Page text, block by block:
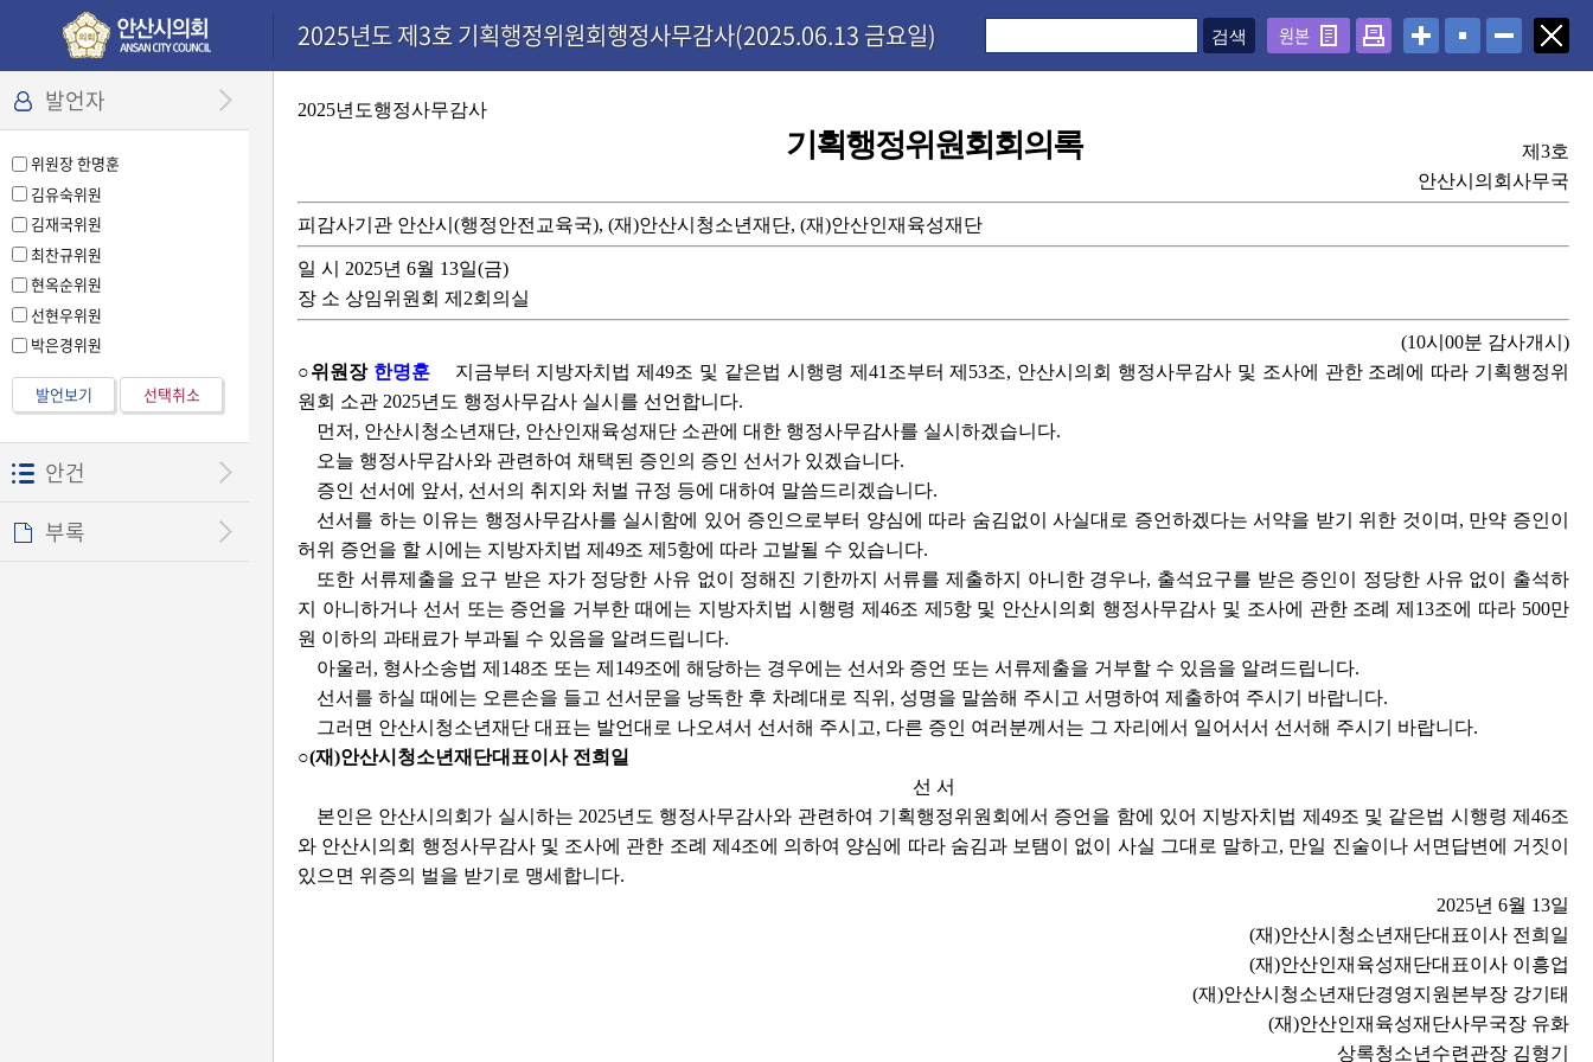
본문으로 바로가기
기능메뉴 메뉴 바로가기
설정메뉴 메뉴 바로가기
2025년도 제3호 기획행정위원회행정사무감사(2025.06.13 금요일) 원본
발언자
위원장 한명훈
김유숙위원
김재국위원
최찬규위원
현옥순위원
선현우위원
박은경위원
발언보기 선택취소
안건
부록
2025년도행정사무감사
기획행정위원회회의록
제3호
안산시의회사무국
피감사기관 안산시(행정안전교육국), (재)안산시청소년재단, (재)안산인재육성재단
일 시 2025년 6월 13일(금)
장 소 상임위원회 제2회의실
(10시00분 감사개시)
○위원장 한명훈
지금부터 지방자치법 제49조 및 같은법 시행령 제41조부터 제53조, 안산시의회 행정사무감사 및 조사에 관한 조례에 따라 기획행정위
원회 소관 2025년도 행정사무감사 실시를 선언합니다.
먼저, 안산시청소년재단, 안산인재육성재단 소관에 대한 행정사무감사를 실시하겠습니다.
오늘 행정사무감사와 관련하여 채택된 증인의 증인 선서가 있겠습니다.
증인 선서에 앞서, 선서의 취지와 처벌 규정 등에 대하여 말씀드리겠습니다.
선서를 하는 이유는 행정사무감사를 실시함에 있어 증인으로부터 양심에 따라 숨김없이 사실대로 증언하겠다는 서약을 받기 위한 것이며, 만약 증인이
허위 증언을 할 시에는 지방자치법 제49조 제5항에 따라 고발될 수 있습니다.
또한 서류제출을 요구 받은 자가 정당한 사유 없이 정해진 기한까지 서류를 제출하지 아니한 경우나, 출석요구를 받은 증인이 정당한 사유 없이 출석하
지 아니하거나 선서 또는 증언을 거부한 때에는 지방자치법 시행령 제46조 제5항 및 안산시의회 행정사무감사 및 조사에 관한 조례 제13조에 따라 500만
원 이하의 과태료가 부과될 수 있음을 알려드립니다.
아울러, 형사소송법 제148조 또는 제149조에 해당하는 경우에는 선서와 증언 또는 서류제출을 거부할 수 있음을 알려드립니다.
선서를 하실 때에는 오른손을 들고 선서문을 낭독한 후 차례대로 직위, 성명을 말씀해 주시고 서명하여 제출하여 주시기 바랍니다.
그러면 안산시청소년재단 대표는 발언대로 나오셔서 선서해 주시고, 다른 증인 여러분께서는 그 자리에서 일어서서 선서해 주시기 바랍니다.
○(재)안산시청소년재단대표이사 전희일
선 서
본인은 안산시의회가 실시하는 2025년도 행정사무감사와 관련하여 기획행정위원회에서 증언을 함에 있어 지방자치법 제49조 및 같은법 시행령 제46조
와 안산시의회 행정사무감사 및 조사에 관한 조례 제4조에 의하여 양심에 따라 숨김과 보탬이 없이 사실 그대로 말하고, 만일 진술이나 서면답변에 거짓이
있으면 위증의 벌을 받기로 맹세합니다.
2025년 6월 13일
(재)안산시청소년재단대표이사 전희일
(재)안산인재육성재단대표이사 이흥업
(재)안산시청소년재단경영지원본부장 강기태
(재)안산인재육성재단사무국장 유화
상록청소년수련관장 김형기